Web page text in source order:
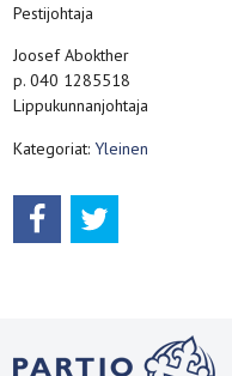
Pestijohtaja
Joosef Abokther
p. 040 1285518
Lippukunnanjohtaja
Kategoriat:Yleinen